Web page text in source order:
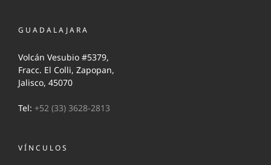
GUADALAJARA
Volcán Vesubio #5379,
Fracc. El Colli, Zapopan,
Jalisco, 45070
Tel: +52 (33) 3628-2813
VÍNCULOS